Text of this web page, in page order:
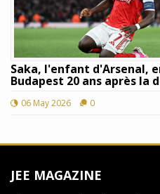
Saka, l'enfant d'Arsenal,
Budapest 20 ans après la
06 May 2026 0
JEE MAGAZINE